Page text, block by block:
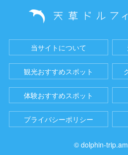
当サイトについて
観光おすすめスポット
体験おすすめスポット
プライバシーポリシー
© dolphin-